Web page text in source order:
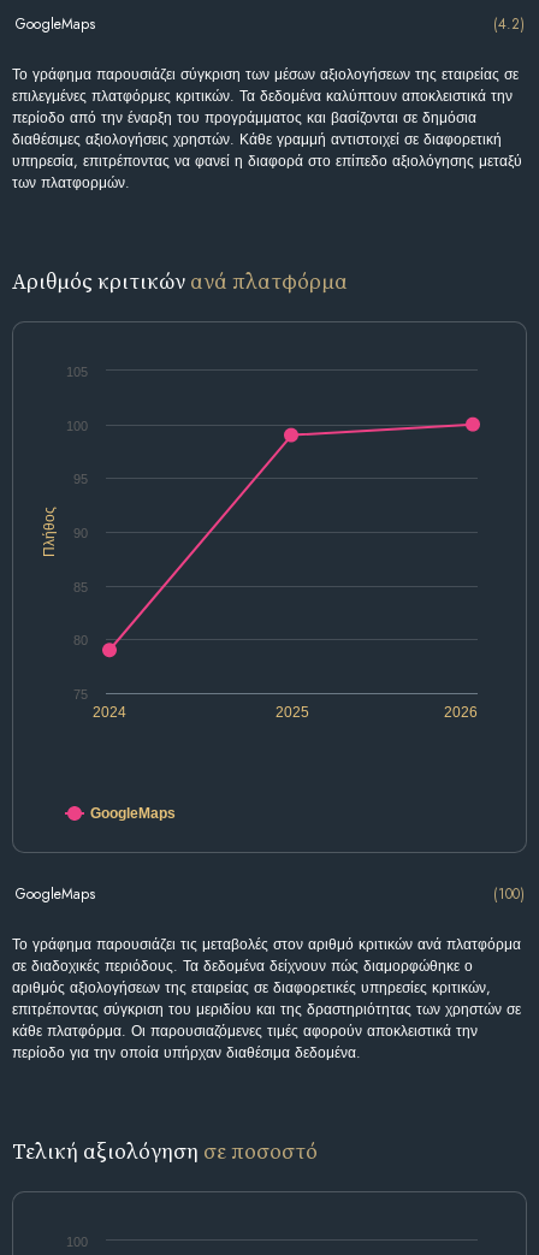
GoogleMaps (4.2)
Το γράφημα παρουσιάζει σύγκριση των μέσων αξιολογήσεων της εταιρείας σε
επιλεγμένες πλατφόρμες κριτικών. Τα δεδομένα καλύπτουν αποκλειστικά την
περίοδο από την έναρξη του προγράμματος και βασίζονται σε δημόσια
διαθέσιμες αξιολογήσεις χρηστών. Κάθε γραμμή αντιστοιχεί σε διαφορετική
υπηρεσία, επιτρέποντας να φανεί η διαφορά στο επίπεδο αξιολόγησης μεταξύ
των πλατφορμών.
Αριθμός κριτικών ανά πλατφόρμα
Πλήθος
2024 2025 2026
75
80
85
90
95
100
105
GoogleMaps
GoogleMaps (100)
Το γράφημα παρουσιάζει τις μεταβολές στον αριθμό κριτικών ανά πλατφόρμα
σε διαδοχικές περιόδους. Τα δεδομένα δείχνουν πώς διαμορφώθηκε ο
αριθμός αξιολογήσεων της εταιρείας σε διαφορετικές υπηρεσίες κριτικών,
επιτρέποντας σύγκριση του μεριδίου και της δραστηριότητας των χρηστών σε
κάθε πλατφόρμα. Οι παρουσιαζόμενες τιμές αφορούν αποκλειστικά την
περίοδο για την οποία υπήρχαν διαθέσιμα δεδομένα.
Τελική αξιολόγηση σε ποσοστό
100